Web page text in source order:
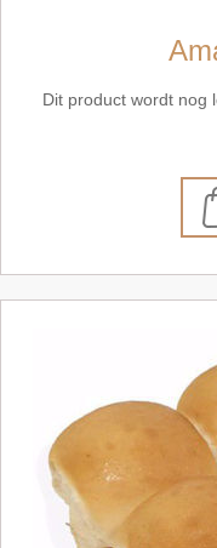
Dit product wordt nog